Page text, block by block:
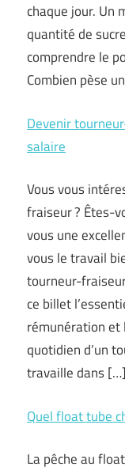
chaque jour. Un
quantité de
comprendre le
Combien pèse
Devenir
salaire
Vous vous
fraiseur ? Êtes-
vous une
vous le travail
tourneur-
ce billet
rémunération et
quotidien d’un
travaille dans […]
Quel float tube
La pêche au